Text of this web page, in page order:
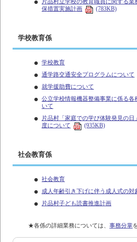
保措置実施計画
(783KB)
学校教育係
学校教育
通学路交通安全プログラムについて
就学援助費について
公立学校情報機器整備事業に係る各
いて
片品村「家庭での学び体験発見の日
度について
(935KB)
社会教育係
社会教育
成人年齢引き下げに伴う成人式の対
片品村子ども読書推進計画
★各係の詳細業務については、 事務分掌